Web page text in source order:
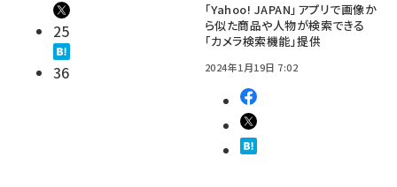
25
36
「Yahoo! JAPAN」アプリで画像か
ら似た商品や人物が検索できる
「カメラ検索機能」提供
2024年1月19日 7:02